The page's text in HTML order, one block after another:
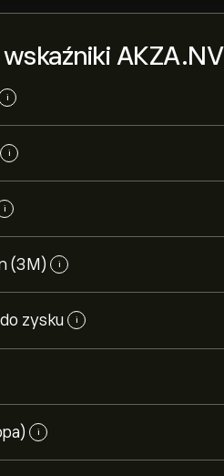
AKZA.NV
i
i
i
(3M) i
zysku i
i